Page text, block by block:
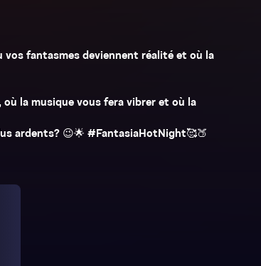
vos fantasmes deviennent réalité et où la
la musique vous fera vibrer et où la
ardents? 😉🌟 #FantasiaHotNight🥰🍑